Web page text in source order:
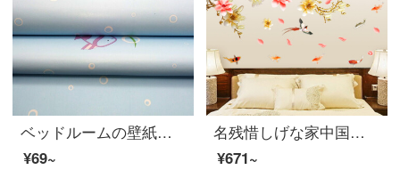
ベッドルームの壁紙の壁紙の壁紙を自分で貼り付けて、寮の壁紙の家具を新たにします。壁紙のリビングルームの壁は寝室の防水防湿装飾部屋のテレビの背景壁を飾ります。
¥69~
名残惜しげな家中国風の家と富貴な壁のステッカーが暖かい寝室のリビングルームの防水壁紙のステッカーが取り除かれます。
¥671~